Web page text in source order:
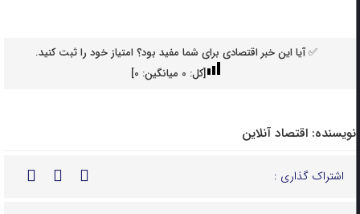
✅ آیا این خبر اقتصادی برای شما مفید بود؟ امتیاز خود را ثبت کنید.
[کل: 0میانگین: 0
]
نویسنده: اقتصاد آنلاین
اشتراک گذاری :